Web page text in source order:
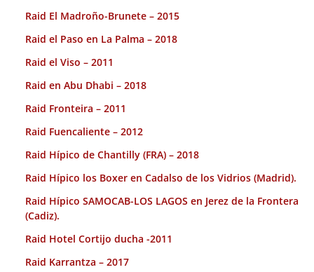
Raid El Madroño-Brunete – 2015
Raid el Paso en La Palma – 2018
Raid el Viso – 2011
Raid en Abu Dhabi – 2018
Raid Fronteira – 2011
Raid Fuencaliente – 2012
Raid Hípico de Chantilly (FRA) – 2018
Raid Hípico los Boxer en Cadalso de los Vidrios (Madrid).
Raid Hípico SAMOCAB-LOS LAGOS en Jerez de la Frontera
(Cadiz).
Raid Hotel Cortijo ducha -2011
Raid Karrantza – 2017